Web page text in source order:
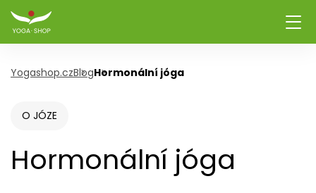
Yogashop.czBlogHormonální jóga
O JÓZE
Hormonální jóga